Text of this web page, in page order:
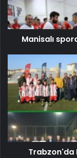
Manisalı
Trabzon'da